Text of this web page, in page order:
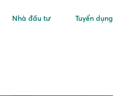
Nhà đầu tư Tuyển dụng